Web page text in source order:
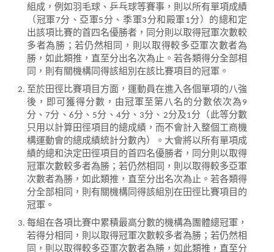
組成，例如羽毛球、乒乓球等賽事，則以所有單項成績
（冠軍7分、亞軍5分、季軍3分和殿軍1分）的總和定
出該項比賽的首四名優勝者，同分則以取得冠軍次數較
多者為勝；若仍然相同，則以取得較多亞軍次數者為
勝，如此類推，直至分出名次為止。若各類得分全部相
同，則有關機構同得該組別在該比賽項目的冠軍。
至於田徑比賽項目方面，運動員在進入各個單項的八強
後，即可獲得分數，由冠軍至第八名的分數依次為9
分、7分、6分、5分、4分、3分、2分及1分（此等分數
只用以計算田徑項目的總成績，而不會計入整個工商機
構運動會的總成績統計分數內）。大會將以所有單項成
績的總和決定田徑項目的首四名優勝者，同分則以取得
冠軍次數較多者為勝；若仍然相同，則以取得較多亞軍
次數者為勝，如此類推，直至分出名次為止。若各類得
分全部相同，則有關機構同得該組別在田徑比賽項目的
冠軍。
每組在各項比賽中累積最高分數的機構為團體總冠軍，
若得分相同，則以取得冠軍次數較多者為勝；若仍然相
同，則以取得較多亞軍次數者為勝，如此類推，直至分